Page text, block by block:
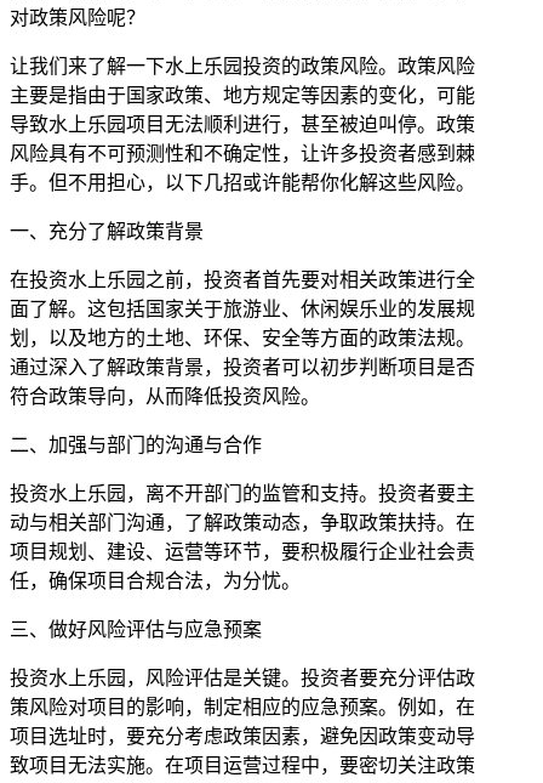
对政策风险呢？
让我们来了解一下水上乐园投资的政策风险。政策风险
主要是指由于国家政策、地方规定等因素的变化，可能
导致水上乐园项目无法顺利进行，甚至被迫叫停。政策
风险具有不可预测性和不确定性，让许多投资者感到棘
手。但不用担心，以下几招或许能帮你化解这些风险。
一、充分了解政策背景
在投资水上乐园之前，投资者首先要对相关政策进行全
面了解。这包括国家关于旅游业、休闲娱乐业的发展规
划，以及地方的土地、环保、安全等方面的政策法规。
通过深入了解政策背景，投资者可以初步判断项目是否
符合政策导向，从而降低投资风险。
二、加强与部门的沟通与合作
投资水上乐园，离不开部门的监管和支持。投资者要主
动与相关部门沟通，了解政策动态，争取政策扶持。在
项目规划、建设、运营等环节，要积极履行企业社会责
任，确保项目合规合法，为分忧。
三、做好风险评估与应急预案
投资水上乐园，风险评估是关键。投资者要充分评估政
策风险对项目的影响，制定相应的应急预案。例如，在
项目选址时，要充分考虑政策因素，避免因政策变动导
致项目无法实施。在项目运营过程中，要密切关注政策